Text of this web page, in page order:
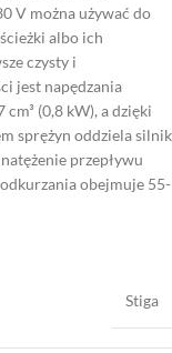
V można używać do
albo ich
czysty i
jest napędzania
(0,8 kW), a dzięki
sprężyn oddziela silnik
przepływu
obejmuje 55-
Stiga